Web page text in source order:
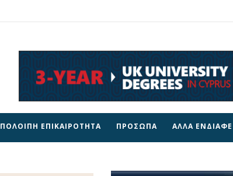
ΕΠΙΚΑΙΡΟΤΗΤΑ ΠΡΟΣΩΠΑ ΑΛΛΑ